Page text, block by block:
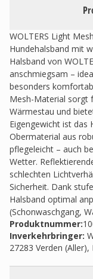
WOLTERS Light
Hundehalsband mit
Halsband von
anschmiegsam –
besonders
Mesh-Material sorgt
Wärmestau und
Eigengewicht ist das
Obermaterial aus
pflegeleicht – auch
Wetter.
schlechten
Sicherheit. Dank
Halsband optimal
(Schonwaschgang,
Produktnummer:
Inverkehrbringer:
27283 Verden